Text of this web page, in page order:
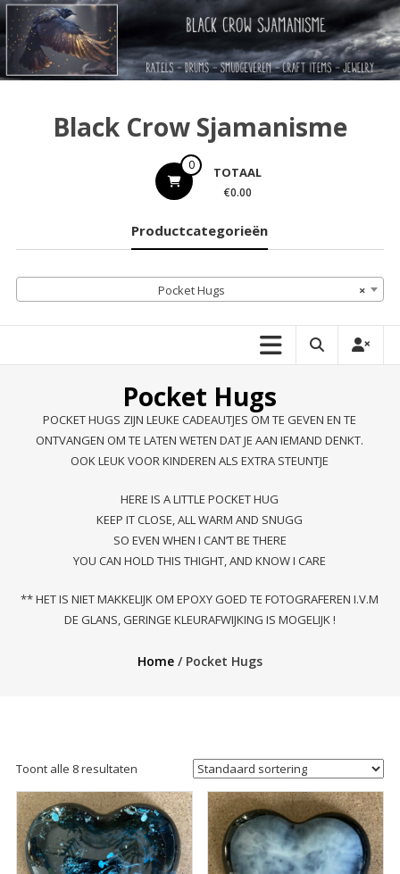
Ga
naar
de
inhoud
Black Crow Sjamanisme
0 TOTAAL
€0.00
Productcategorieën
×
Pocket Hugs
Pocket Hugs
POCKET HUGS ZIJN LEUKE CADEAUTJES OM TE GEVEN EN TE
ONTVANGEN OM TE LATEN WETEN DAT JE AAN IEMAND DENKT.
OOK LEUK VOOR KINDEREN ALS EXTRA STEUNTJE
HERE IS A LITTLE POCKET HUG
KEEP IT CLOSE, ALL WARM AND SNUGG
SO EVEN WHEN I CAN’T BE THERE
YOU CAN HOLD THIS THIGHT, AND KNOW I CARE
** HET IS NIET MAKKELIJK OM EPOXY GOED TE FOTOGRAFEREN I.V.M
DE GLANS, GERINGE KLEURAFWIJKING IS MOGELIJK !
Home/ Pocket Hugs
Toont alle 8 resultaten